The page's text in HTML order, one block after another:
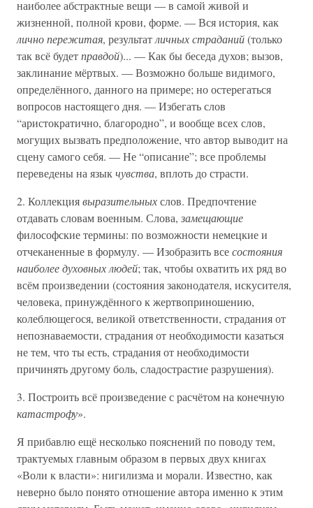
наиболее абстрактные вещи — в самой живой и
жизненной, полной крови, форме. — Вся история, как
лично пережитая, результатличных страданий(только
так всё будетправдой)... — Как бы беседа духов; вызов,
заклинание мёртвых. — Возможно больше видимого,
определённого, данного на примере; но остерегаться
вопросов настоящего дня. — Избегать слов
“аристократично, благородно”, и вообще всех слов,
могущих вызвать предположение, что автор выводит на
сцену самого себя. — Не “описание”; все проблемы
переведены на языкчувства, вплоть до страсти.
2. Коллекциявыразительныхслов. Предпочтение
отдавать словам военным. Слова, замещающие
философские термины: по возможности немецкие и
отчеканенные в формулу. — Изобразить всесостояния
наиболее духовных людей; так, чтобы охватить их ряд во
всём произведении (состояния законодателя, искусителя,
человека, принуждённого к жертвоприношению,
колеблющегося, великой ответственности, страдания от
непознаваемости, страдания от необходимости казаться
не тем, что ты есть, страдания от необходимости
причинять другому боль, сладострастие разрушения).
3. Построить всё произведение с расчётом на конечную
катастрофу».
Я прибавлю ещё несколько пояснений по поводу тем,
трактуемых главным образом в первых двух книгах
«Воли к власти»: нигилизма и морали. Известно, как
неверно было понято отношение автора именно к этим